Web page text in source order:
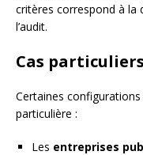
critères correspond à la
l’audit.
Cas
Certaines
particulière :
Les entreprises